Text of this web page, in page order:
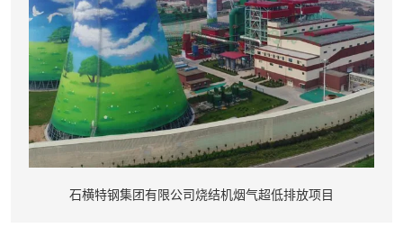
石横特钢集团有限公司烧结机烟气超低排放项目